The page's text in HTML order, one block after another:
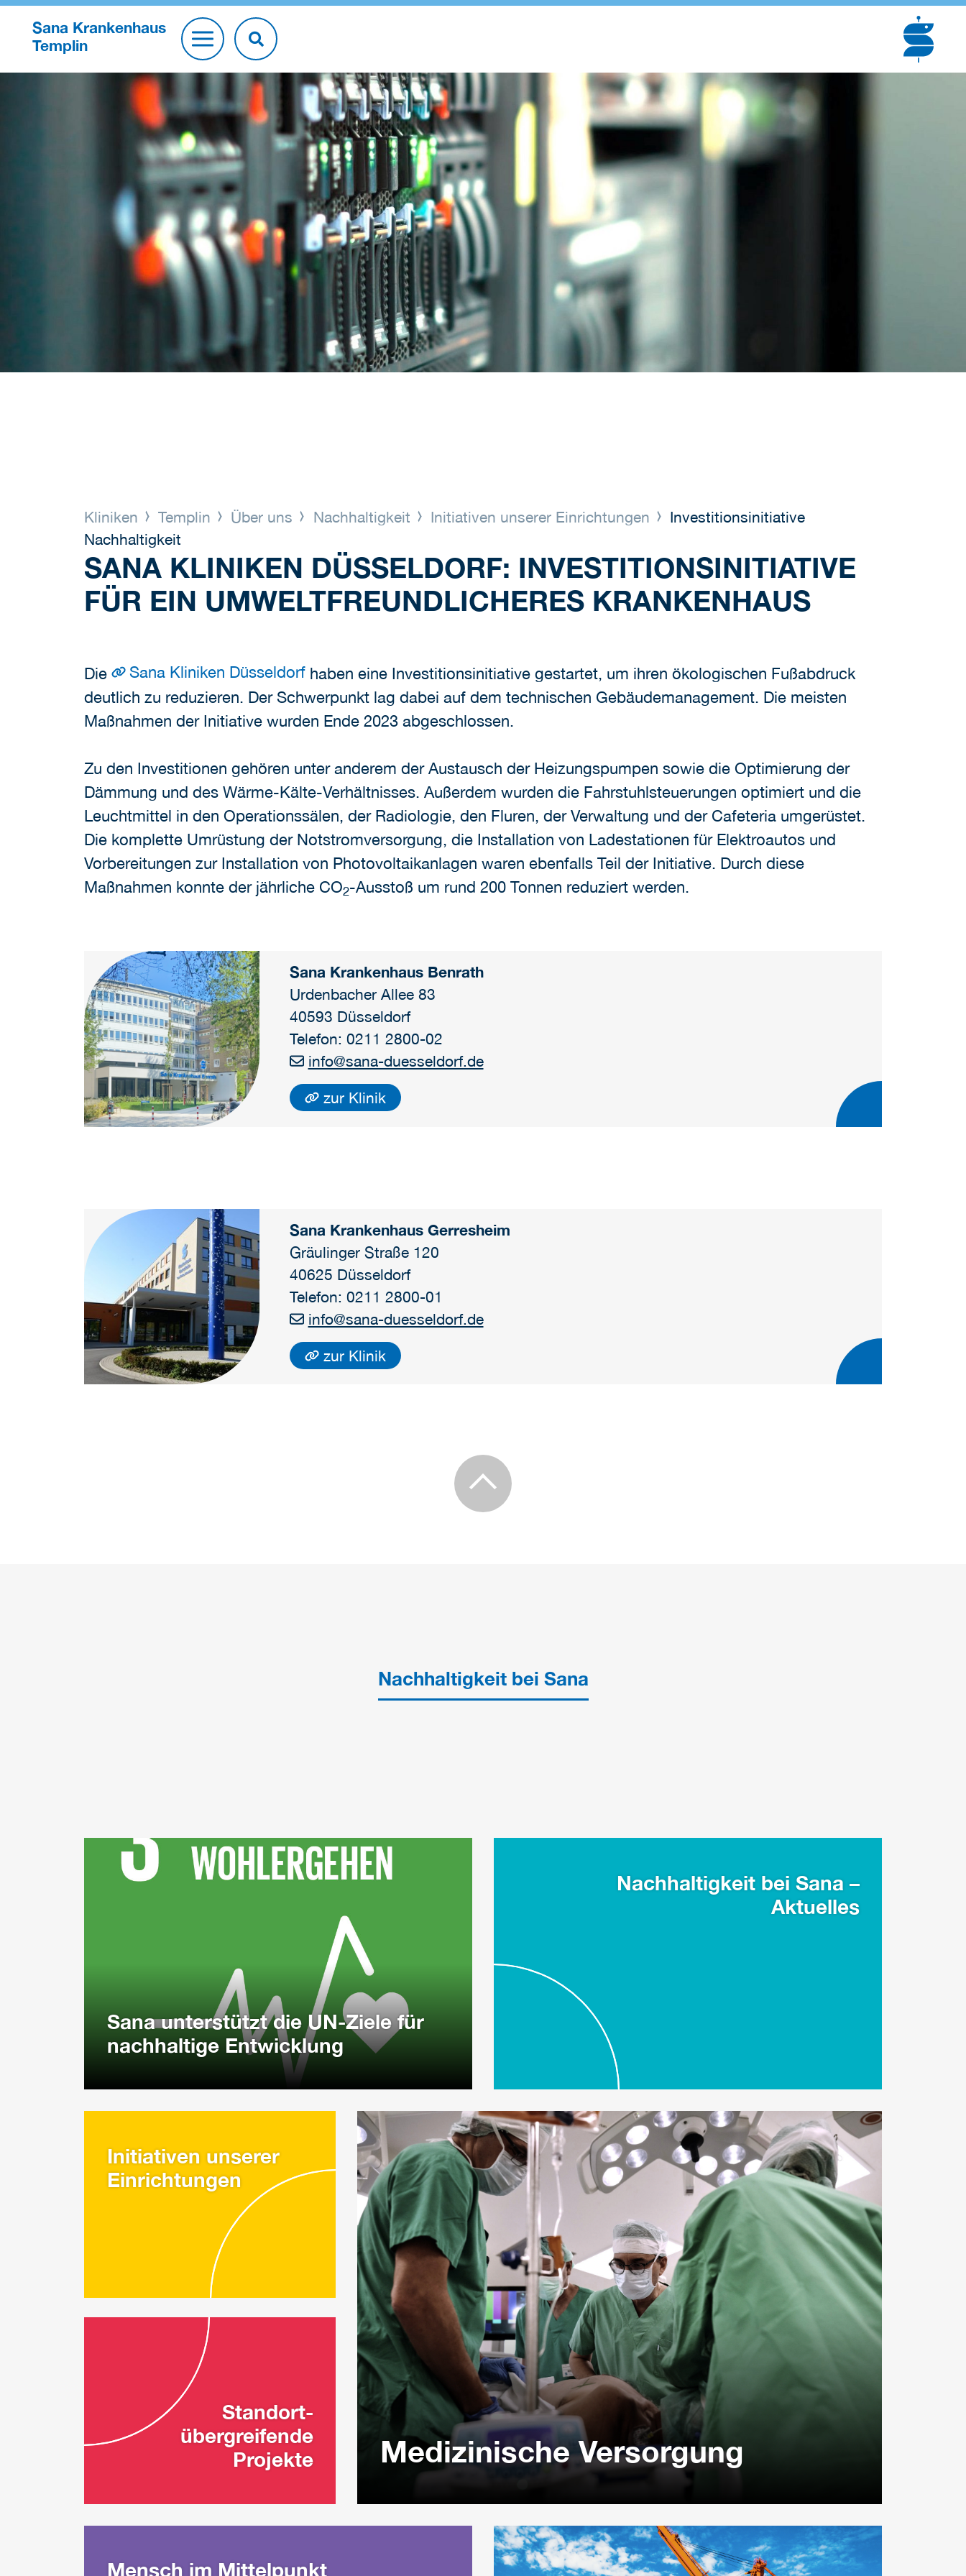
Sana Krankenhaus
Templin
Kliniken Templin Über uns Nachhaltigkeit Initiativen unserer Einrichtungen
Investitionsinitiative
Nachhaltigkeit
SANA KLINIKEN DÜSSELDORF: INVESTITIONSINITIATIVE
FÜR EIN UMWELTFREUNDLICHERES KRANKENHAUS
Die Sana Kliniken Düsseldorf haben eine Investitionsinitiative gestartet, um ihren ökologischen Fußabdruck
deutlich zu reduzieren. Der Schwerpunkt lag dabei auf dem technischen Gebäudemanagement. Die meisten
Maßnahmen der Initiative wurden Ende 2023 abgeschlossen.
Zu den Investitionen gehören unter anderem der Austausch der Heizungspumpen sowie die Optimierung der
Dämmung und des Wärme-Kälte-Verhältnisses. Außerdem wurden die Fahrstuhlsteuerungen optimiert und die
Leuchtmittel in den Operationssälen, der Radiologie, den Fluren, der Verwaltung und der Cafeteria umgerüstet.
Die komplette Umrüstung der Notstromversorgung, die Installation von Ladestationen für Elektroautos und
Vorbereitungen zur Installation von Photovoltaikanlagen waren ebenfalls Teil der Initiative. Durch diese
Maßnahmen konnte der jährliche CO2-Ausstoß um rund 200 Tonnen reduziert werden.
Sana Krankenhaus Benrath
Urdenbacher Allee 83
40593 Düsseldorf
Telefon: 0211 2800-02
info@sana-duesseldorf.de
zur Klinik
Sana Krankenhaus Gerresheim
Gräulinger Straße 120
40625 Düsseldorf
Telefon: 0211 2800-01
info@sana-duesseldorf.de
zur Klinik
Nachhaltigkeit bei Sana
Sana unterstützt die UN-Ziele für
nachhaltige Entwicklung
Nachhaltigkeit bei Sana –
Aktuelles
Initiativen unserer
Einrichtungen
Standort-
übergreifende
Projekte
Medizinische Versorgung
Mensch im Mittelpunkt